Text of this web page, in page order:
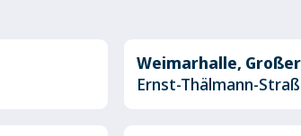
Weimarhalle,
Ernst-Thälmann-